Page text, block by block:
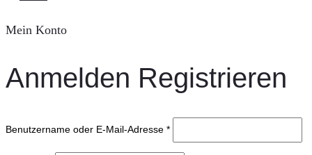
Mein Konto
Anmelden Registrieren
Benutzername oder E-Mail-Adresse *